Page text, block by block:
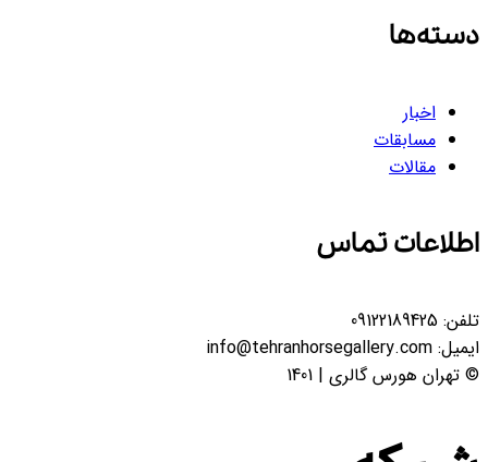
اخبار
مسابقات
مقالات
تماس
09122189425
info@tehranhorsegallery.com
تهران هورس گالری | 1401